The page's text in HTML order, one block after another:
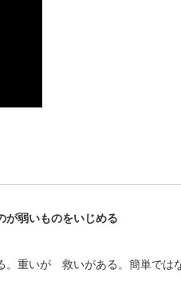
が弱いものをいじめる
。重いが 救いがある。簡単では